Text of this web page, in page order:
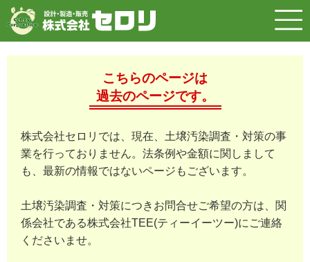
こちらのページは
過去のページです。
株式会社セロリでは、現在、土壌汚染調査・対策の事
業を行っておりません。法条例や金額に関しまして
も、最新の情報ではないページもございます。
土壌汚染調査・対策につきお問合せご希望の方は、関
係会社である株式会社TEE(ティーイーツー)にご連絡
くださいませ。